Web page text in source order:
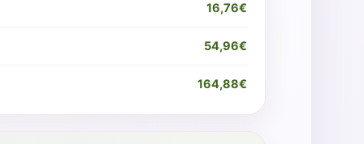
16,76€
54,96€
164,88€